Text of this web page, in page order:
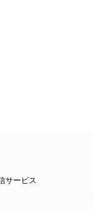
サービス